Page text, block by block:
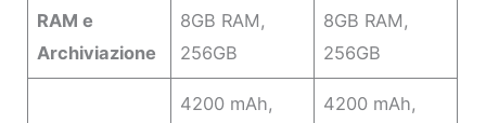
RAM e
Archiviazione
8GB RAM,
256GB
8GB RAM,
256GB
4200 mAh,
4200 mAh,